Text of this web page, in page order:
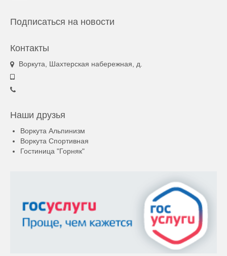
Подписаться на новости
Контакты
Воркута, Шахтерская набережная, д.
Наши друзья
Воркута Альпинизм
Воркута Спортивная
Гостиница "Горняк"